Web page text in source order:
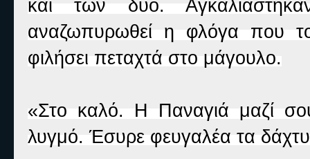
και των δύο.
αναζωπυρωθεί η φλόγα που
φιλήσει πεταχτά στο μάγουλο.
«Στο καλό. Η Παναγιά μαζί
λυγμό. Έσυρε φευγαλέα τα